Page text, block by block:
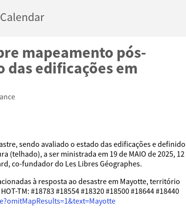
mapeamento pós-
das edificações em
sendo avaliado o estado das edificações e definido
(telhado), a ser ministrada em 19 de MAIO de 2025, 12
co-fundador do Les Libres Géographes.
à resposta ao desastre em Mayotte, território
TM: #18783 #18554 #18320 #18500 #18644 #18440